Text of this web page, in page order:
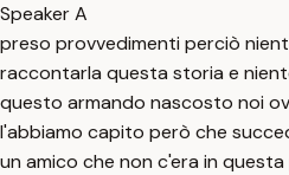
Speaker A
preso provvedimenti perciò
raccontarla questa storia e
questo armando nascosto noi
l'abbiamo capito però che
un amico che non c'era in questa